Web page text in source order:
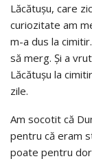
Lăcătuşu, care
curiozitate am
m-a dus la
să merg. Şi a
Lăcătuşu la
zile.
Am socotit că
pentru că eram
poate pentru